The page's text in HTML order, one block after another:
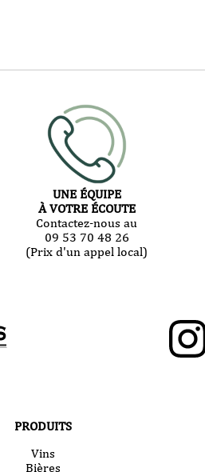
UNE ÉQUIPE
À VOTRE ÉCOUTE
Contactez-nous au
09 53 70 48 26
(Prix d'un appel local)
PRODUITS
Vins
Bières